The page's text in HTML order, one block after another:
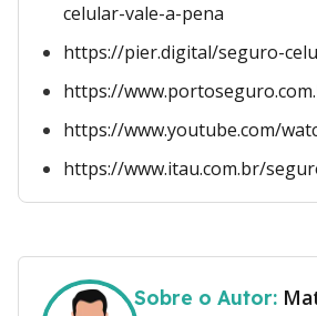
celular-vale-a-pena
https://pier.digital/seguro-
https://
https://www.youtube.com/
https://www.itau.com.br/
Sobre o Autor: